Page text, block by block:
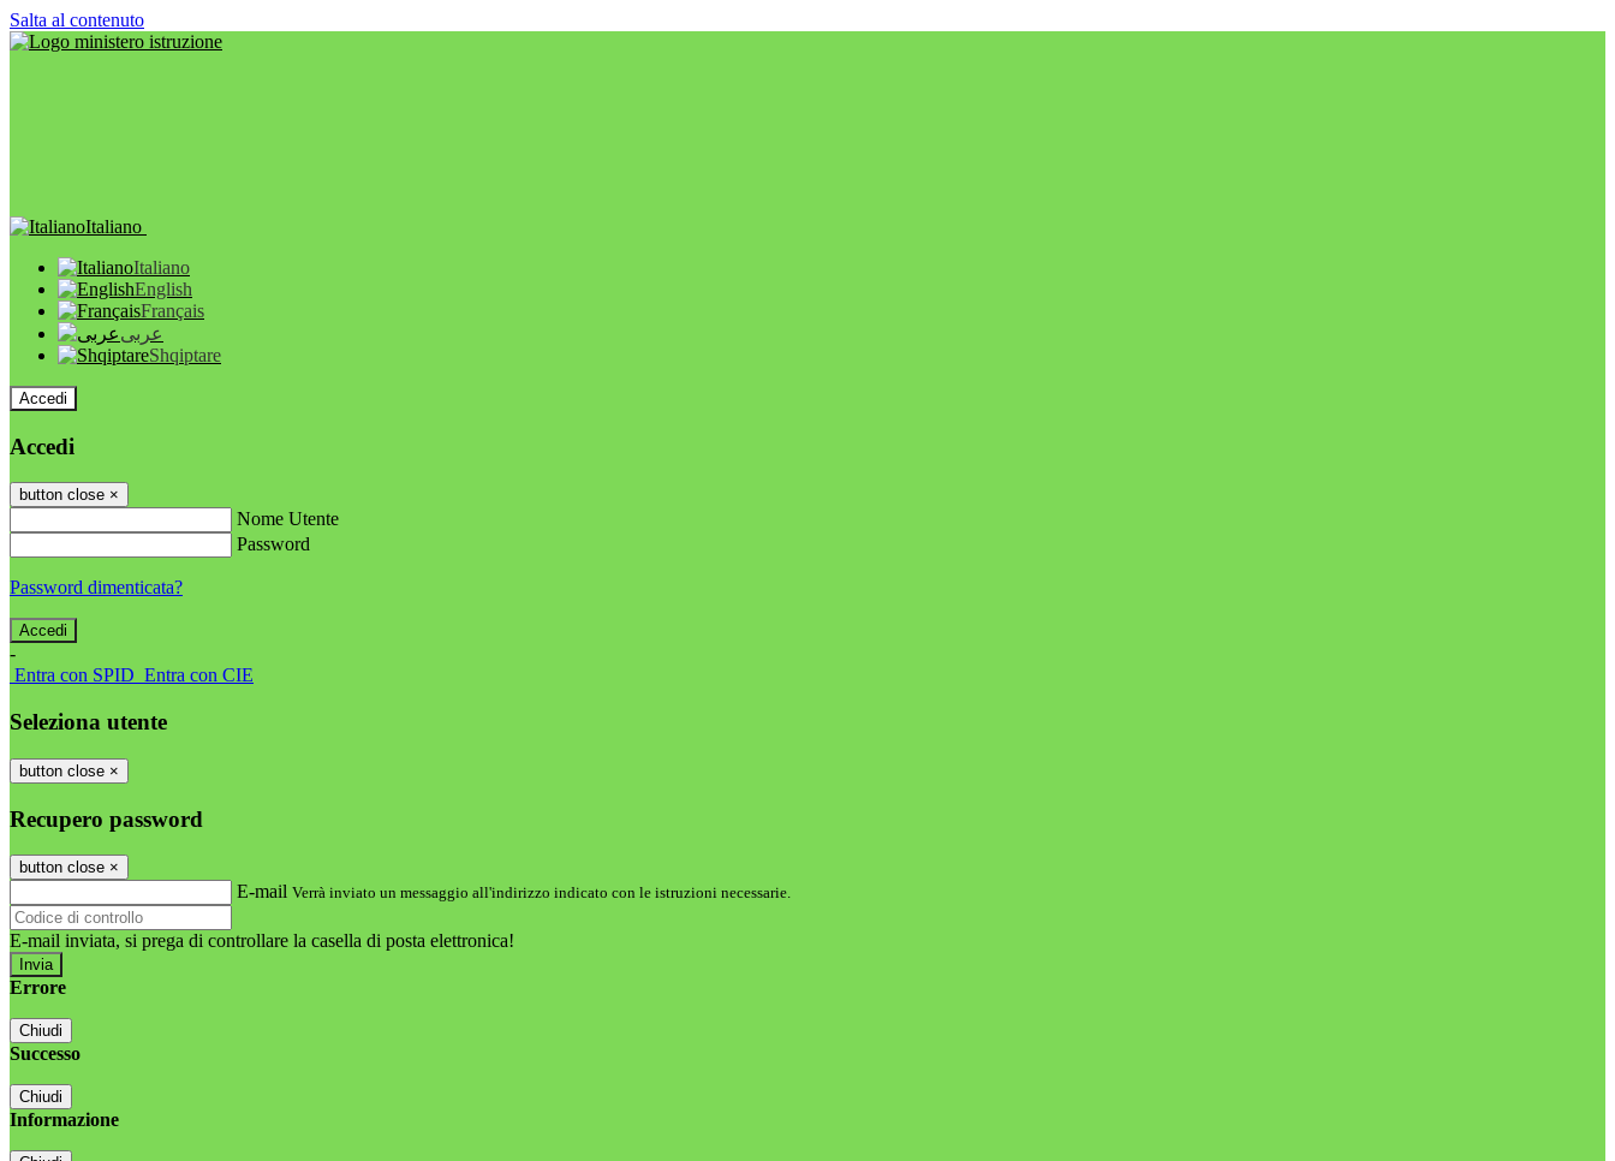
Salta al contenuto
Italiano
Italiano
English
Français
عربى
Shqiptare
Accedi
Accedi
button close ×
Nome Utente
Password
Password dimenticata?
-
Entra con SPID Entra con CIE
Seleziona utente
button close ×
Recupero password
button close ×
E-mail Verrà inviato un messaggio all'indirizzo indicato con le istruzioni necessarie.
E-mail inviata, si prega di controllare la casella di posta elettronica!
Errore
Chiudi
Successo
Chiudi
Informazione